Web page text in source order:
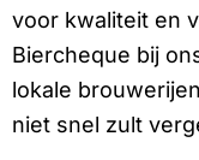
voor kwaliteit en
Biercheque bij
lokale
niet snel zult